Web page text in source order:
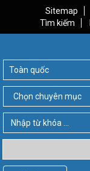
Sitemap
Tìm kiếm